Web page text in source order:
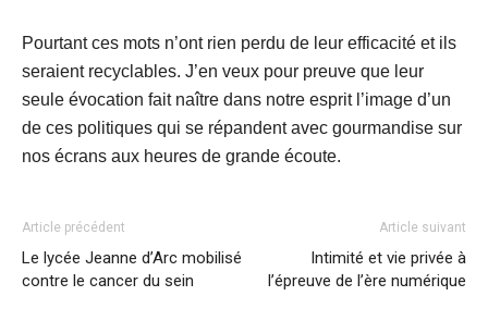
Pourtant ces mots n’ont rien perdu de leur efficacité et ils
seraient recyclables. J’en veux pour preuve que leur
seule évocation fait naître dans notre esprit l’image d’un
de ces politiques qui se répandent avec gourmandise sur
nos écrans aux heures de grande écoute.
Article précédent
Le lycée Jeanne d’Arc mobilisé
contre le cancer du sein
Article suivant
Intimité et vie privée à
l’épreuve de l’ère numérique